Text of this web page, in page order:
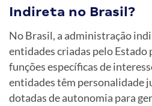
Indireta no Brasil?
No Brasil, a administração
entidades criadas pelo Estado
funções específicas de
entidades têm personalidade
dotadas de autonomia para